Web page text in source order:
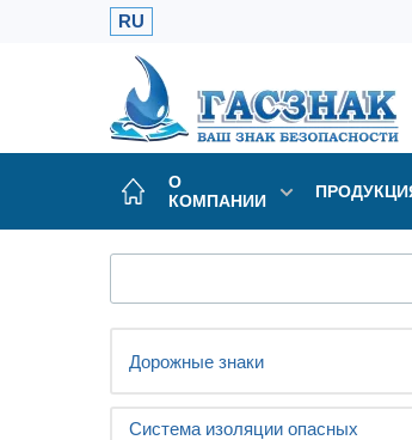
RU
О
КОМПАНИИ
Дорожные знаки
Система изоляции опасных